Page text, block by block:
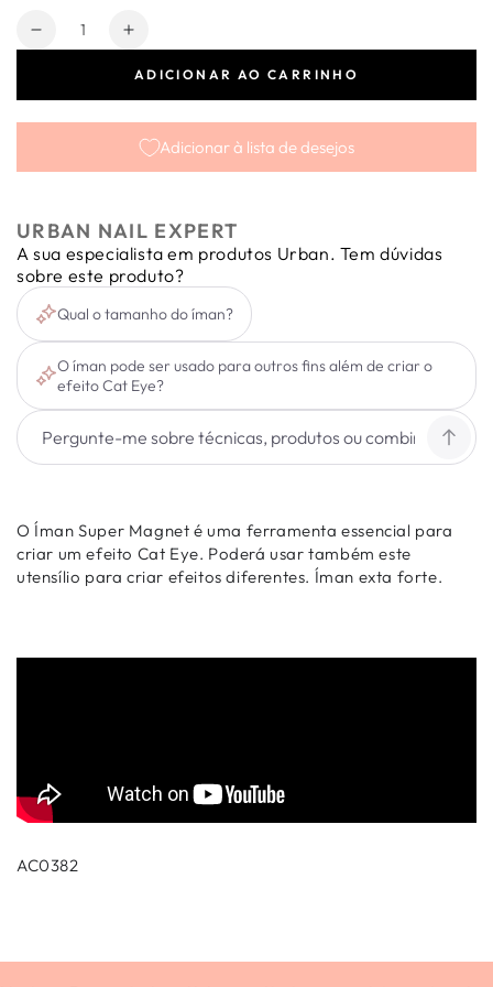
Quantidade
Diminuir
Magnet
Aumentar
quantidade
Super
Magnet
ADICIONAR AO CARRINHO
Adicionar à lista de desejos
URBAN NAIL EXPERT
A sua especialista em produtos Urban. Tem dúvidas
sobre este produto?
Qual o tamanho do íman?
O íman pode ser usado para outros fins além de criar o
efeito Cat Eye?
O Íman Super Magnet é uma ferramenta essencial para
criar um efeito Cat Eye. Poderá usar também este
utensílio para criar efeitos diferentes. Íman exta forte.
AC0382